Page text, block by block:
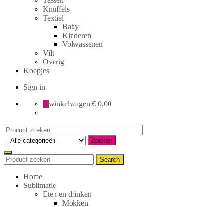
Knuffels
Textiel
Baby
Kinderen
Volwassenen
Vilt
Overig
Koopjes
Sign in
0 winkelwagen € 0,00
Search
for:
Zoeken
Search
for:
Search
Home
Sublimatie
Eten en drinken
Mokken